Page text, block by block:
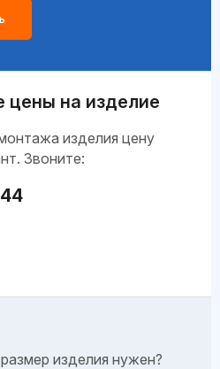
цены на изделие
изделия цену
Звоните:
изделия нужен?